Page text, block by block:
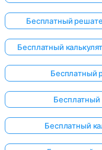
Бесплатный
Бесплатный
Бесплатный
Бесплатный
Бесплатный